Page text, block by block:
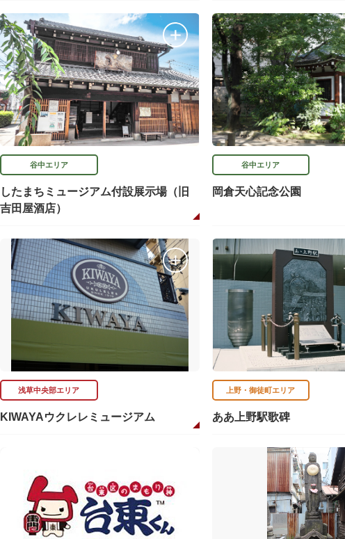
谷中エリア
したまちミュージアム付設展示場（旧
吉田屋酒店）
谷中エリア
岡倉天心記念公園
浅草中央部エリア
KIWAYAウクレレミュージアム
上野・御徒町エリア
ああ上野駅歌碑